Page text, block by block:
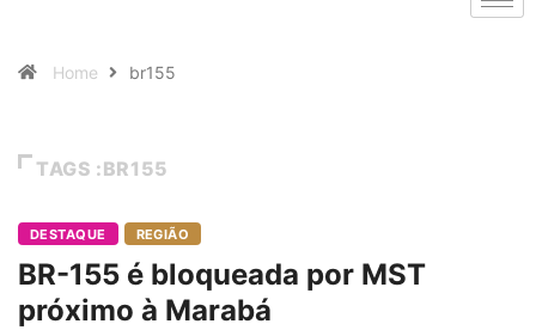
Home br155
TAGS :BR155
DESTAQUE REGIÃO
BR-155 é bloqueada por MST
próximo à Marabá